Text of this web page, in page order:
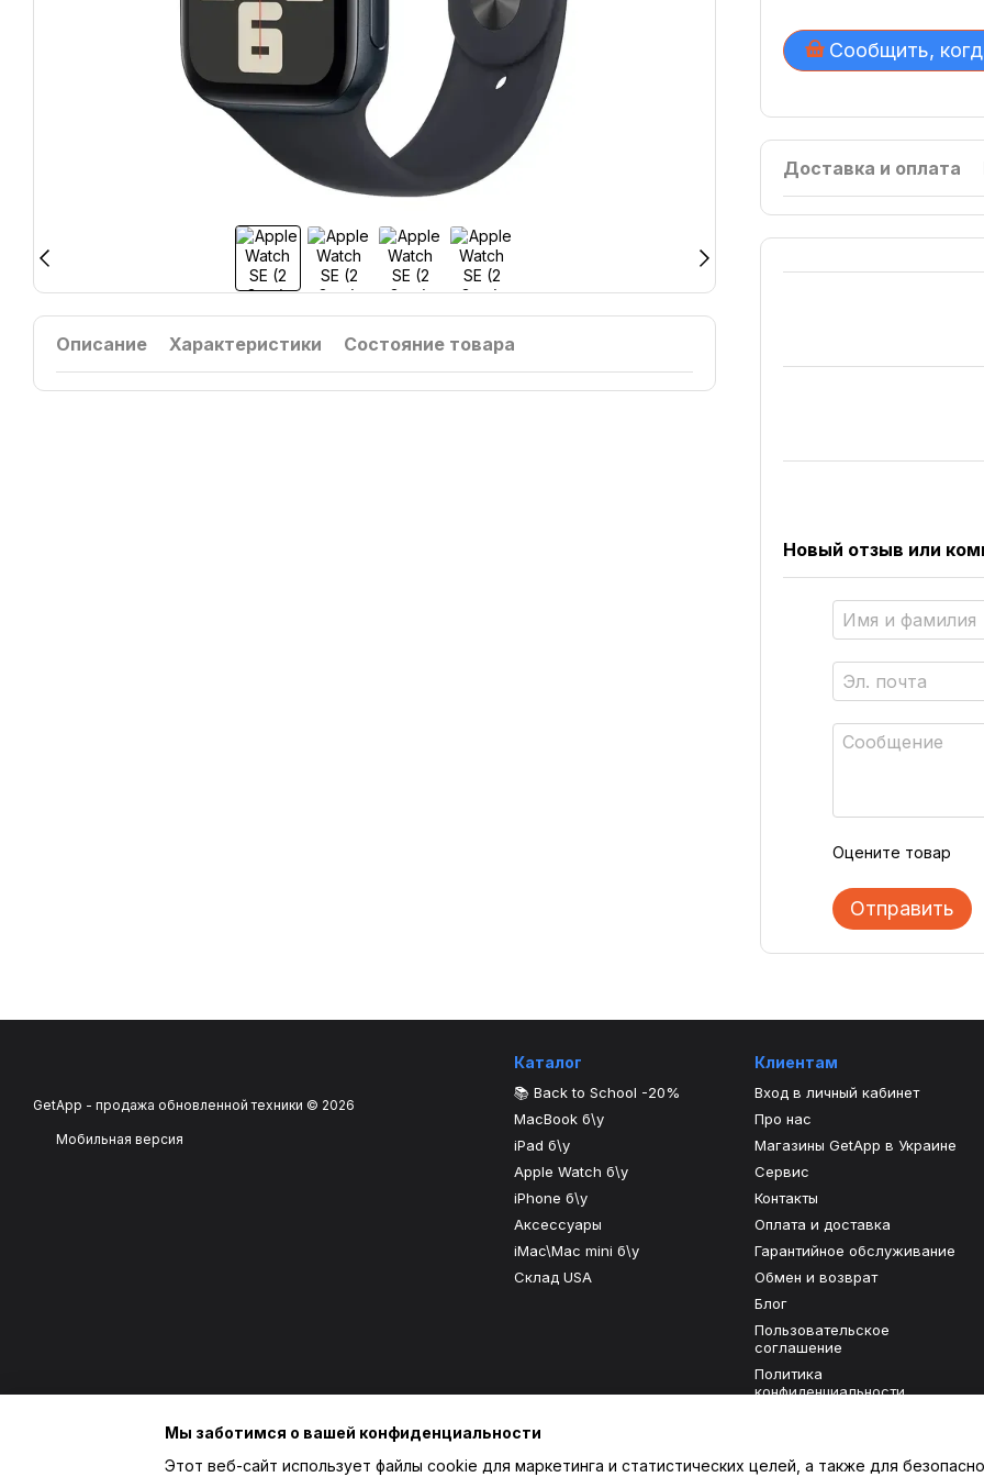
Описание Характеристики Состояние товара
Сообщить,
Доставка и оплата
Новый отзыв или
Оцените товар
Отправить
GetApp - продажа обновленной техники © 2026
Мобильная версия
Каталог
📚 Back to School -20%
MacBook б\у
iPad б\у
Apple Watch б\у
iPhone б\у
Аксессуары
iMac\Mac mini б\у
Склад USA
Клиентам
Вход в личный кабинет
Про нас
Магазины GetApp в Украине
Сервис
Контакты
Оплата и доставка
Гарантийное обслуживание
Обмен и возврат
Блог
Пользовательское
соглашение
Политика
конфиденциальности
Мы в соцсетях
Мы заботимся о вашей конфиденциальности
Этот веб-сайт использует файлы cookie для маркетинга и статистических целей, а также для